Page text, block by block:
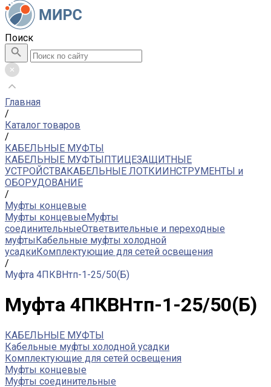
Поиск
Главная
/
Каталог товаров
/
КАБЕЛЬНЫЕ МУФТЫ
КАБЕЛЬНЫЕ МУФТЫПТИЦЕЗАЩИТНЫЕ
УСТРОЙСТВАКАБЕЛЬНЫЕ ЛОТКИИНСТРУМЕНТЫ и
ОБОРУДОВАНИЕ
/
Муфты концевые
Муфты концевыеМуфты
соединительныеОтветвительные и переходные
муфтыКабельные муфты холодной
усадкиКомплектующие для сетей освещения
/
Муфта 4ПКВНтп-1-25/50(Б)
Муфта 4ПКВНтп-1-25/50(Б)
КАБЕЛЬНЫЕ МУФТЫ
Кабельные муфты холодной усадки
Комплектующие для сетей освещения
Муфты концевые
Муфты соединительные